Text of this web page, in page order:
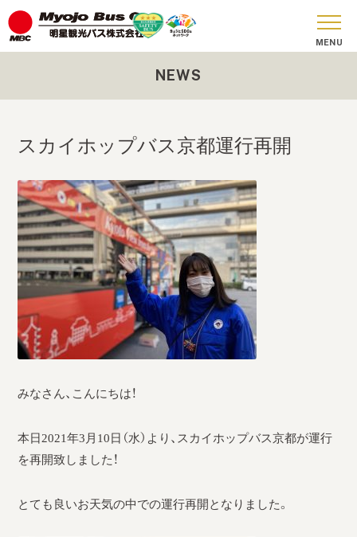
ツアーコース
安全への取り組み
お問い合わせ
SDGs
安全管理規程
新型コロナ感染予防対策
NEWS
スカイホップバス京都運行再開
みなさん、こんにちは！
本日2021年3月10日（水）より、スカイホップバス京都が運行
を再開致しました！
とても良いお天気の中での運行再開となりました。